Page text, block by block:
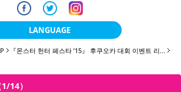
LANGUAGE
日本語
한국어
『몬스터 헌터 페스타 ’15』 후쿠오카 대회 이벤트 리...
14）